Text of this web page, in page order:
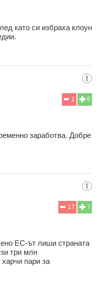
като си избраха клоун
6
1
заработва. Добре
7
17
ЕС-ът лиши страната
три млн
пари за